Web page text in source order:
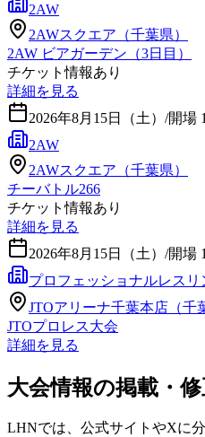
2AW
2AWスクエア（千葉県）
2AW ビアガーデン（3日目）
チケット情報あり
詳細を見る
2026年8月15日（土） /開場
2AW
2AWスクエア（千葉県）
チーバトル266
チケット情報あり
詳細を見る
2026年8月15日（土） /開場
プロフェッショナルレスリ
JTOアリーナ千葉本店（千
JTOプロレス大会
詳細を見る
大会情報の掲載・
LHNでは、公式サイトやXに